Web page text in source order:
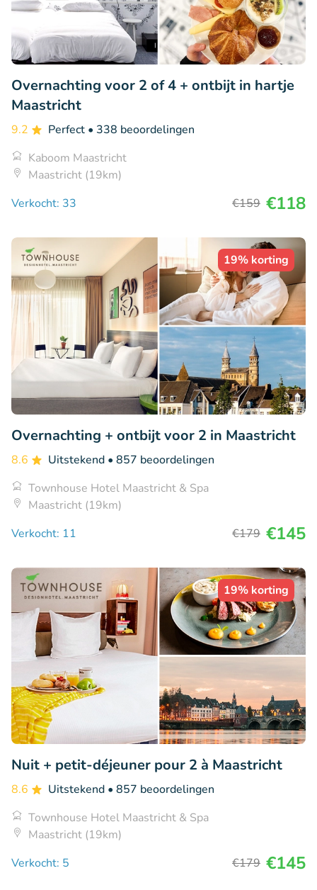
Overnachting voor 2 of 4 + ontbijt in hartje
Maastricht
9.2 Perfect • 338 beoordelingen
Kaboom Maastricht
Maastricht (19km)
Verkocht: 33
€159 €118
19% korting
Overnachting + ontbijt voor 2 in Maastricht
8.6 Uitstekend • 857 beoordelingen
Townhouse Hotel Maastricht & Spa
Maastricht (19km)
Verkocht: 11
€179 €145
19% korting
Nuit + petit-déjeuner pour 2 à Maastricht
8.6 Uitstekend • 857 beoordelingen
Townhouse Hotel Maastricht & Spa
Maastricht (19km)
Verkocht: 5
€179 €145